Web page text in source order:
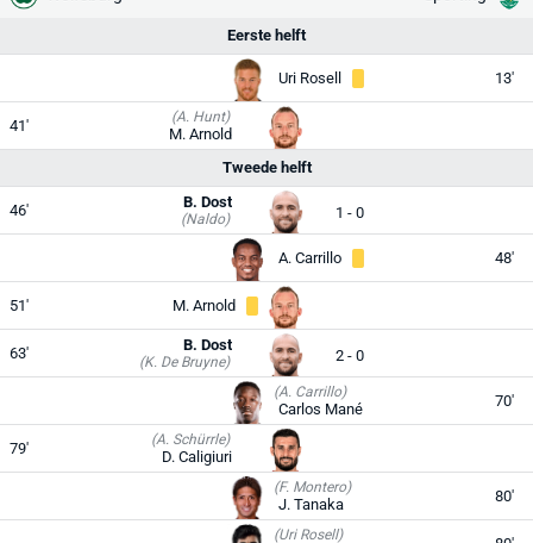
Eerste helft
Uri Rosell 13'
41' (A. Hunt)
M. Arnold
Tweede helft
46' (Naldo)
B. Dost
1 - 0
A. Carrillo 48'
51' M. Arnold
63' (K. De Bruyne)
B. Dost
2 - 0
(A. Carrillo)
Carlos Mané 70'
79' (A. Schürrle)
D. Caligiuri
(F. Montero)
J. Tanaka 80'
(Uri Rosell)